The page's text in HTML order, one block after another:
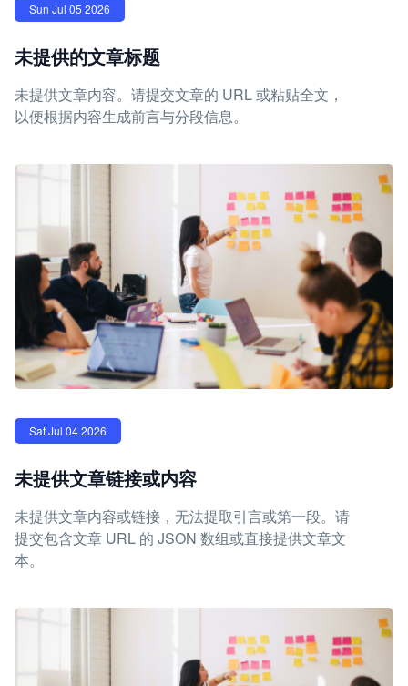
Sun Jul 05 2026
未提供的文章标题
未提供文章内容。请提交文章的 URL 或粘贴全文，
以便根据内容生成前言与分段信息。
Sat Jul 04 2026
未提供文章链接或内容
未提供文章内容或链接，无法提取引言或第一段。请
提交包含文章 URL 的 JSON 数组或直接提供文章文
本。